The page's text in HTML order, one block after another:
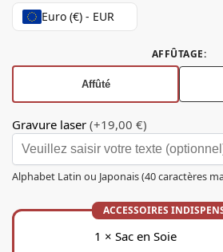
Euro (€) - EUR
AFFÛTAGE:
Affûté
Gravure laser (+19,00 €)
Alphabet Latin ou Japonais (40 caractères
1 × Sac en Soie